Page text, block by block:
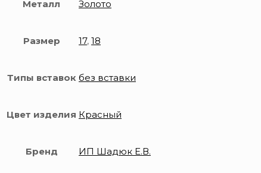
Металл Золото
Размер 17, 18
Типы вставок без вставки
Цвет изделия Красный
Бренд ИП Шадюк Е.В.